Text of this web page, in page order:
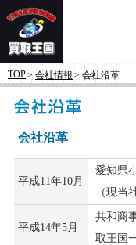
株式会社 買
取王国
TOP>会社情報> 会社沿革
会社沿革
平成11年10月
愛知県
（現当
平成14年5月
共和商
取王国